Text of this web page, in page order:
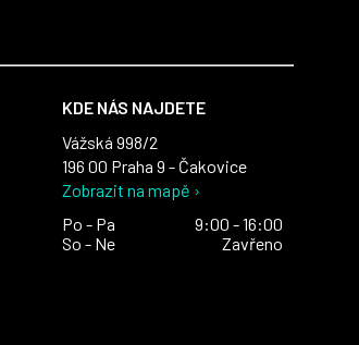
KDE NÁS NAJDETE
Vážská 998/2
196 00 Praha 9 - Čakovice
Zobrazit na mapě ›
Po - Pa
9:00 - 16:00
So - Ne
Zavřeno